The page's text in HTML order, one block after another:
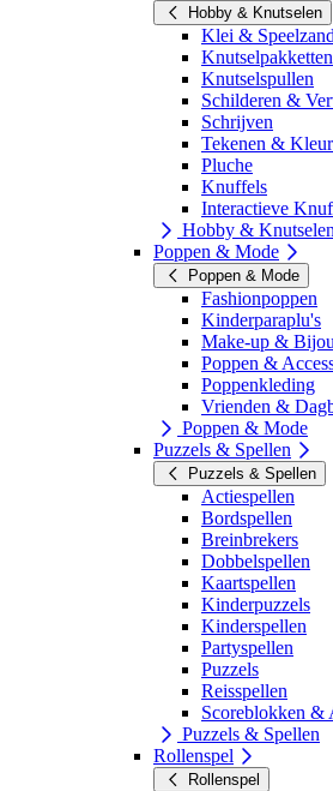
Hobby & Knutselen
Klei & Speelzand
Knutselpakketten
Knutselspullen
Schilderen &
Schrijven
Tekenen &
Pluche
Knuffels
Interactieve
Hobby & Knutselen
Poppen & Mode
Poppen & Mode
Fashionpoppen
Kinderparaplu's
Make-up &
Poppen &
Poppenkleding
Vrienden &
Poppen & Mode
Puzzels & Spellen
Puzzels & Spellen
Actiespellen
Bordspellen
Breinbrekers
Dobbelspellen
Kaartspellen
Kinderpuzzels
Kinderspellen
Partyspellen
Puzzels
Reisspellen
Scoreblokken &
Puzzels & Spellen
Rollenspel
Rollenspel